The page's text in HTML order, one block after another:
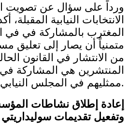
ورداً على سؤال عن تصويت
الانتخابات النيابية
المغترب بالمشاركة في في
من الانتشار في القانون
المنتشرين هي المشاركة في
ممثليهم في المجلس النيابي.
إعادة إطلاق نشاطات
وتفعيل تقديمات